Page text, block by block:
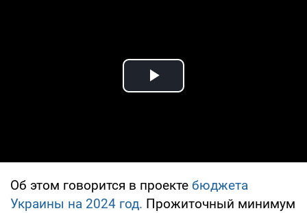
Play Video
Об этом говорится в проекте бюджета
Украины на 2024 год. Прожиточный минимум